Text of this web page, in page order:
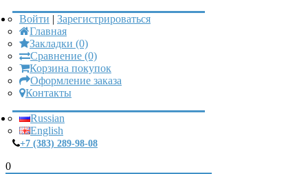
Войти | Зарегистрироваться
Главная
Закладки (0)
Сравнение (0)
Корзина покупок
Оформление заказа
Контакты
Russian
English
+7 (383) 289-98-08
0